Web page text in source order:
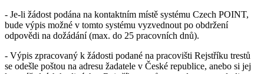
- Je-li žádost podána na kontaktním místě systému Czech POINT,
bude výpis možné v tomto systému vyzvednout po obdržení
odpovědi na dožádání (max. do 25 pracovních dnů).
- Výpis zpracovaný k žádosti podané na pracovišti Rejstříku trestů
se odešle poštou na adresu žadatele v České republice, anebo si jej